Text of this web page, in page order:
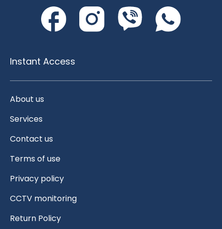
Instant Access
About us
Services
Contact us
Terms of use
Privacy policy
CCTV monitoring
Return Policy